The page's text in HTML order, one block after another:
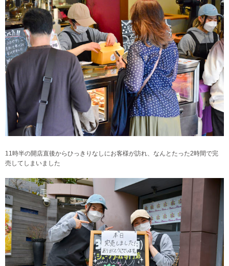
11時半の開店直後からひっきりなしにお客様が訪れ、なんとたった2時間で完
売してしまいました